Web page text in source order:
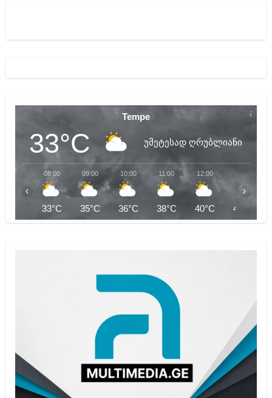
Tempe
33°C უმეტესად ღრუბლიანი
08:00
33°C
09:00
35°C
10:00
36°C
11:00
38°C
12:00
40°C
13:00
41°C
‹ ›